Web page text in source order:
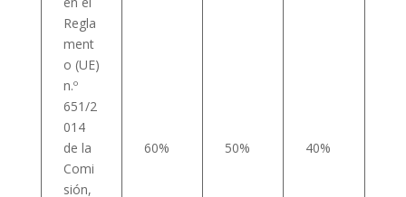
Regla
ment
o (UE)
n.º
651/2
014
de la
Comi
sión,
60% 50% 40%